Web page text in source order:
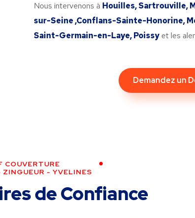
Nous intervenons à Houilles, Sartrouville,
sur-Seine ,Conflans-Sainte-Honorine,
Saint-Germain-en-Laye, Poissyet les
Demandez un
COUVERTURE
ZINGUEUR - YVELINES
de Confiance